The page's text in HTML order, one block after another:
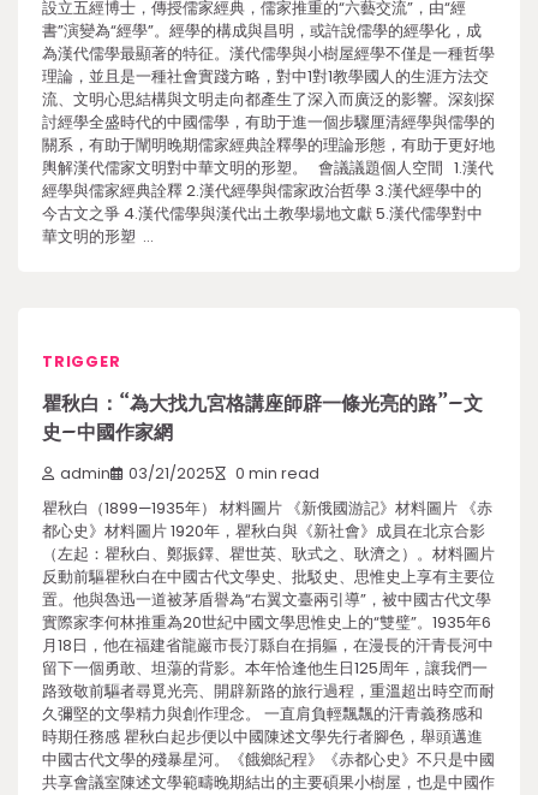
設立五經博士，傳授儒家經典，儒家推重的“六藝交流”，由“經
書”演變為“經學”。經學的構成與昌明，或許說儒學的經學化，成
為漢代儒學最顯著的特征。漢代儒學與小樹屋經學不僅是一種哲學
理論，並且是一種社會實踐方略，對中1對1教學國人的生涯方法交
流、文明心思結構與文明走向都產生了深入而廣泛的影響。深刻探
討經學全盛時代的中國儒學，有助于進一個步驟厘清經學與儒學的
關系，有助于闡明晚期儒家經典詮釋學的理論形態，有助于更好地
輿解漢代儒家文明對中華文明的形塑。 會議議題個人空間 1.漢代
經學與儒家經典詮釋 2.漢代經學與儒家政治哲學 3.漢代經學中的
今古文之爭 4.漢代儒學與漢代出土教學場地文獻 5.漢代儒學對中
華文明的形塑 …
TRIGGER
瞿秋白：“為大找九宮格講座師辟一條光亮的路”–文
史–中國作家網
admin 03/21/2025 0 min read
瞿秋白（1899—1935年） 材料圖片 《新俄國游記》材料圖片 《赤
都心史》材料圖片 1920年，瞿秋白與《新社會》成員在北京合影
（左起：瞿秋白、鄭振鐸、瞿世英、耿式之、耿濟之）。材料圖片
反動前驅瞿秋白在中國古代文學史、批駁史、思惟史上享有主要位
置。他與魯迅一道被茅盾譽為“右翼文臺兩引導”，被中國古代文學
實際家李何林推重為20世紀中國文學思惟史上的“雙璧”。1935年6
月18日，他在福建省龍巖市長汀縣自在捐軀，在漫長的汗青長河中
留下一個勇敢、坦蕩的背影。本年恰逢他生日125周年，讓我們一
路致敬前驅者尋覓光亮、開辟新路的旅行過程，重溫超出時空而耐
久彌堅的文學精力與創作理念。 一直肩負輕飄飄的汗青義務感和
時期任務感 瞿秋白起步便以中國陳述文學先行者腳色，舉頭邁進
中國古代文學的殘暴星河。《餓鄉紀程》《赤都心史》不只是中國
共享會議室陳述文學範疇晚期結出的主要碩果小樹屋，也是中國作